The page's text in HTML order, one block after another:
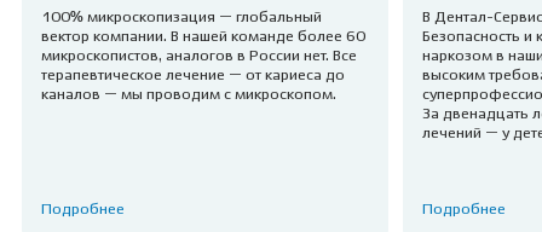
100% микроскопизация — глобальный
вектор компании. В нашей команде более 60
микроскопистов, аналогов в России нет. Все
терапевтическое лечение — от кариеса до
каналов — мы проводим с микроскопом.
Подробнее
В Дентал-
Безопасность и
наркозом в
высоким
За двенадцать
лечений — у
Подробнее